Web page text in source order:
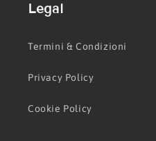
Legal
Termini & Condizioni
Privacy Policy
Cookie Policy